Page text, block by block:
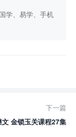
学、易学、手机
下一篇
文 金锁‬玉关课程27集